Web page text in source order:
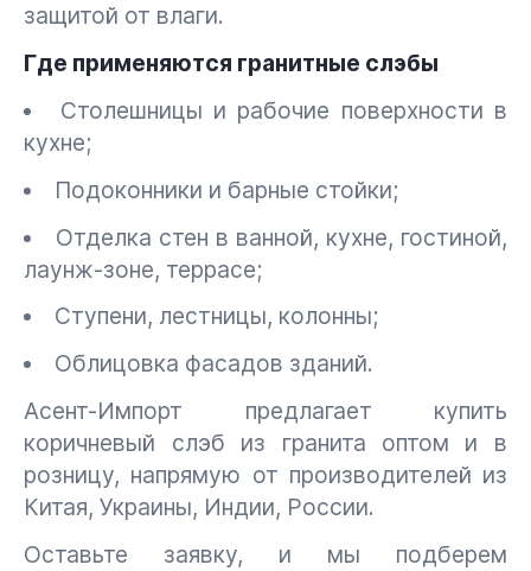
защитой от влаги.
Где применяются гранитные слэбы
Столешницы и рабочие поверхности в
кухне;
Подоконники и барные стойки;
Отделка стен в ванной, кухне, гостиной,
лаунж-зоне, террасе;
Ступени, лестницы, колонны;
Облицовка фасадов зданий.
Асент-Импорт предлагает купить
коричневый слэб из гранита оптом и в
розницу, напрямую от производителей из
Китая, Украины, Индии, России.
Оставьте заявку, и мы подберем